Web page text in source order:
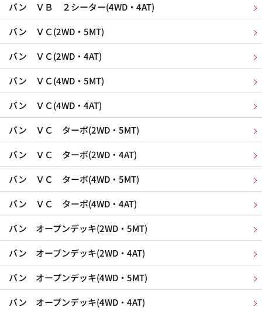
バン ＶＢ ２シーター(4WD・4AT)
バン ＶＣ(2WD・5MT)
バン ＶＣ(2WD・4AT)
バン ＶＣ(4WD・5MT)
バン ＶＣ(4WD・4AT)
バン ＶＣ ターボ(2WD・5MT)
バン ＶＣ ターボ(2WD・4AT)
バン ＶＣ ターボ(4WD・5MT)
バン ＶＣ ターボ(4WD・4AT)
バン オープンデッキ(2WD・5MT)
バン オープンデッキ(2WD・4AT)
バン オープンデッキ(4WD・5MT)
バン オープンデッキ(4WD・4AT)